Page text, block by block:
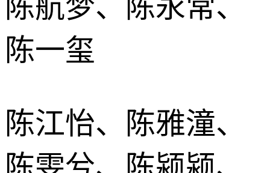
陈航梦、陈永常、
陈一玺
陈江怡、陈雅潼、